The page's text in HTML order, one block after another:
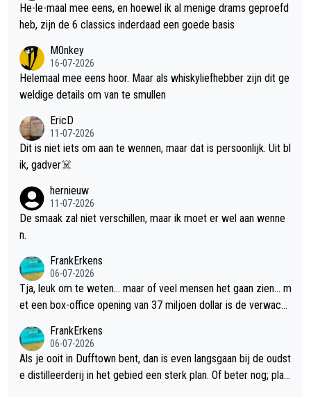
He-le-maal mee eens, en hoewel ik al menige drams geproefd
heb, zijn de 6 classics inderdaad een goede basis
M0nkey
16-07-2026
Helemaal mee eens hoor. Maar als whiskyliefhebber zijn dit ge
weldige details om van te smullen
EricD
11-07-2026
Dit is niet iets om aan te wennen, maar dat is persoonlijk. Uit bl
ik, gadver☠️
hernieuw
11-07-2026
De smaak zal niet verschillen, maar ik moet er wel aan wenne
n.
FrankErkens
06-07-2026
Tja, leuk om te weten... maar of veel mensen het gaan zien... m
et een box-office opening van 37 miljoen dollar is de verwacht
FrankErkens
06-07-2026
Als je ooit in Dufftown bent, dan is even langsgaan bij de oudst
e distilleerderij in het gebied een sterk plan. Of beter nog; plan